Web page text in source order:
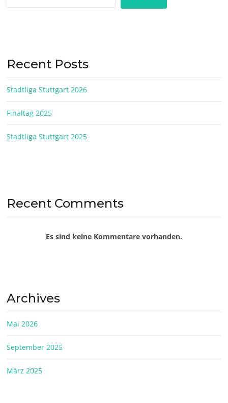
Recent Posts
Stadtliga Stuttgart 2026
Finaltag 2025
Stadtliga Stuttgart 2025
Recent Comments
Es sind keine Kommentare vorhanden.
Archives
Mai 2026
September 2025
März 2025